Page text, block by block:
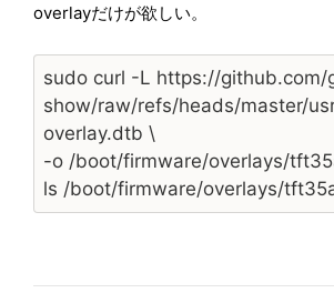
overlayだけが欲しい。
sudo curl -L https://github.com/
show/raw/refs/heads/master/
overlay.dtb \
-o /boot/firmware/overlays/
ls /boot/firmware/overlays/